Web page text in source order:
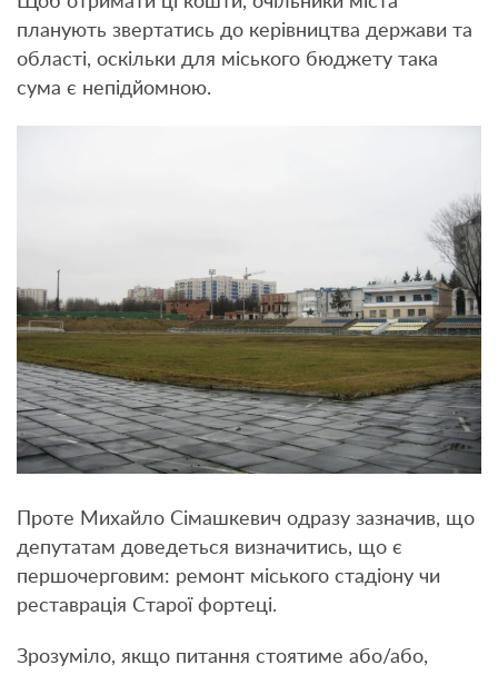
планують звертатись до керівництва держави та
області, оскільки для міського бюджету така
сума є непідйомною.
Проте Михайло Сімашкевич одразу зазначив, що
депутатам доведеться визначитись, що є
першочерговим: ремонт міського стадіону чи
реставрація Старої фортеці.
Зрозуміло, якщо питання стоятиме або/або,